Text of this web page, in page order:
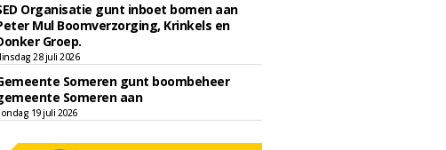
Organisatie gunt inboet bomen aan
Mul Boomverzorging, Krinkels en
Groep.
28 juli 2026
Someren gunt boombeheer
Someren aan
19 juli 2026